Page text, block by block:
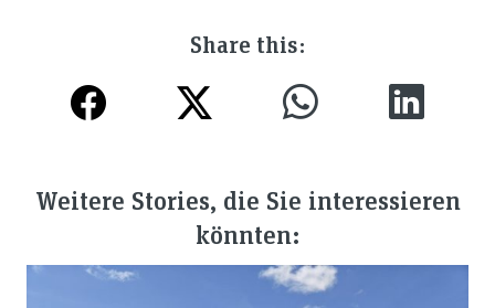
Share this:
Weitere Stories, die Sie interessieren
könnten: